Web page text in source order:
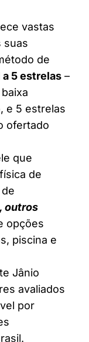
vastas
suas
de
a 5 estrelas –
e 5 estrelas
ofertado
que
de
outros
opções
piscina e
Jânio
avaliados
por
.